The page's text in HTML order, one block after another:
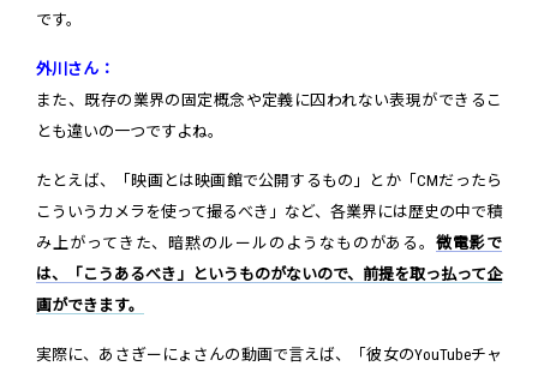
です。
外川さん：
また、既存の業界の固定概念や定義に囚われない表現ができるこ
とも違いの一つですよね。
たとえば、「映画とは映画館で公開するもの」とか「CMだったら
こういうカメラを使って撮るべき」など、各業界には歴史の中で積
み上がってきた、暗黙のルールのようなものがある。微電影で
は、「こうあるべき」というものがないので、前提を取っ払って企
画ができます。
実際に、あさぎーにょさんの動画で言えば、「彼女のYouTubeチャ